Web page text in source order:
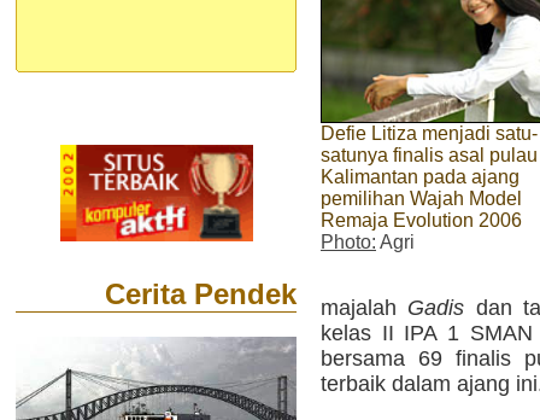
Cerita Pendek
Defie Litiza menjadi satu-
satunya finalis asal pulau
Kalimantan pada ajang
pemilihan Wajah Model
Remaja Evolution 2006
Photo: Agri
majalah Gadis dan
kelas II IPA 1
bersama 69 finalis
terbaik dalam ajang